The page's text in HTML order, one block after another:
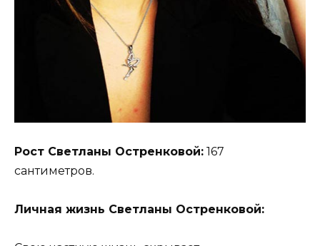
Рост Светланы Остренковой: 167
сантиметров.
Личная жизнь Светланы Остренковой: